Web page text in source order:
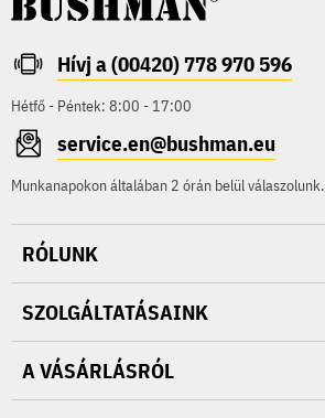
Hívj a (00420) 778 970 596
Hétfő - Péntek: 8:00 - 17:00
service.en@bushman.eu
Munkanapokon általában 2 órán belül válaszolunk.
RÓLUNK
SZOLGÁLTATÁSAINK
A VÁSÁRLÁSRÓL